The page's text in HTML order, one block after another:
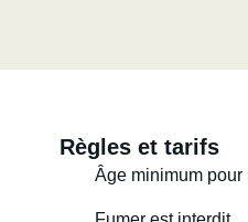
Règles et tarifs
Âge minimum pour